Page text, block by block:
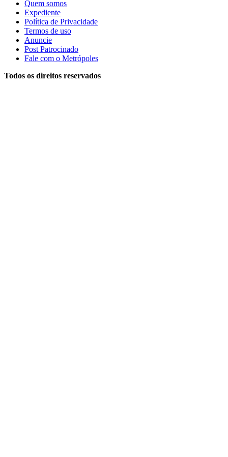
Quem somos
Expediente
Política de Privacidade
Termos de uso
Anuncie
Post Patrocinado
Fale com o Metrópoles
Todos os direitos reservados